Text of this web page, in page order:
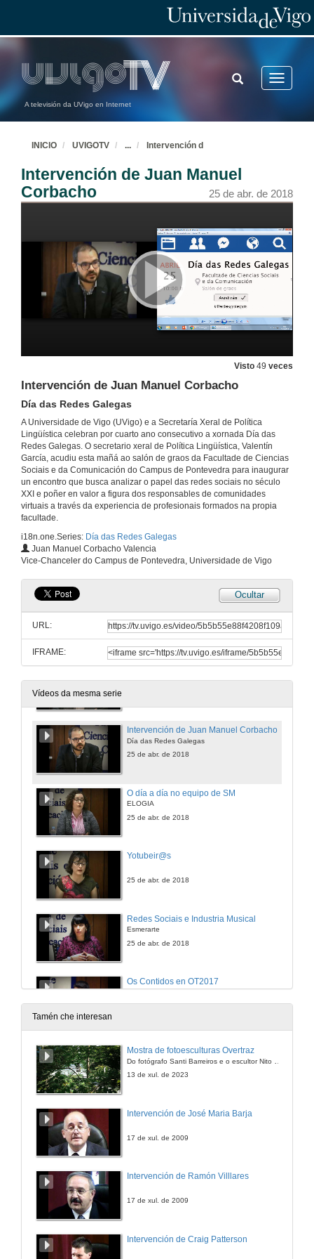
A televisión da UVigo en Internet
Toggle
TOGGLE
SEARCH
INICIO UVIGOTV ... Intervención d
Intervención de Juan Manuel
Corbacho
25 de abr. de 2018
Visto 49 veces
Intervención de Juan Manuel Corbacho
Día das Redes Galegas
A Universidade de Vigo (UVigo) e a Secretaría Xeral de Política
Lingüística celebran por cuarto ano consecutivo a xornada Día das
Redes Galegas. O secretario xeral de Política Lingüística, Valentín
García, acudiu esta mañá ao salón de graos da Facultade de Ciencias
Sociais e da Comunicación do Campus de Pontevedra para inaugurar
un encontro que busca analizar o papel das redes sociais no século
XXI e poñer en valor a figura dos responsables de comunidades
virtuais a través da experiencia de profesionais formados na propia
facultade.
i18n.one.Series: Día das Redes Galegas
Juan Manuel Corbacho Valencia
Vice-Chanceler do Campus de Pontevedra, Universidade de Vigo
Ocultar
URL:
IFRAME:
Vídeos da mesma serie
Intervención de Xavier Martínez
Día das Redes Galegas
25 de abr. de 2018
Intervención de Paulo Cabral es
Día das Redes Galegas
25 de abr. de 2018
Intervención de Xosé Baamonde
Día das Redes Galegas
25 de abr. de 2018
Intervención de Valentín García
Intervención de Juan Manuel Corbacho
Día das Redes Galegas
25 de abr. de 2018
O día a día no equipo de SM
ELOGIA
25 de abr. de 2018
Yotubeir@s
25 de abr. de 2018
Redes Sociais e Industria Musical
Esmerarte
25 de abr. de 2018
Os Contidos en OT2017
25 de abr. de 2018
Día das Redes Galegas
Tamén che interesan
Mostra de fotoesculturas Overtraz
13 de xul. de 2023
Intervención de José Maria Barja
17 de xul. de 2009
Intervención de Ramón Villlares
17 de xul. de 2009
Intervención de Craig Patterson